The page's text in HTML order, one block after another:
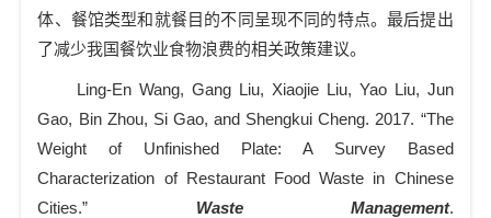
体、餐馆类型和就餐目的不同呈现不同的特点。最后提出
了减少我国餐饮业食物浪费的相关政策建议。
Ling-En Wang, Gang Liu, Xiaojie Liu, Yao Liu, Jun
Gao, Bin Zhou, Si Gao, and Shengkui Cheng. 2017. “The
Weight of Unfinished Plate: A Survey Based
Characterization of Restaurant Food Waste in Chinese
Cities.” Waste Management.